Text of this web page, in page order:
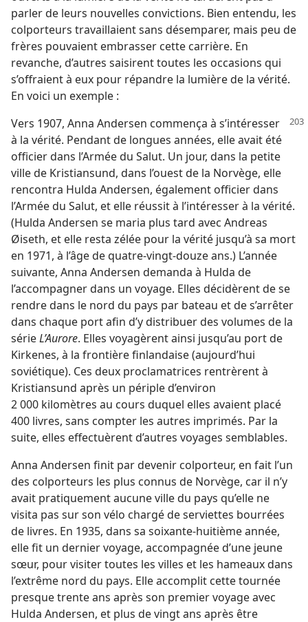
parler de leurs nouvelles convictions. Bien entendu, les
colporteurs travaillaient sans désemparer, mais peu de
frères pouvaient embrasser cette carrière. En
revanche, d’autres saisirent toutes les occasions qui
s’offraient à eux pour répandre la lumière de la vérité.
En voici un exemple :
Vers 1907, Anna Andersen commença à s’intéresser
à la vérité. Pendant de longues années, elle avait été
officier dans l’Armée du Salut. Un jour, dans la petite
ville de Kristiansund, dans l’ouest de la Norvège, elle
rencontra Hulda Andersen, également officier dans
l’Armée du Salut, et elle réussit à l’intéresser à la vérité.
(Hulda Andersen se maria plus tard avec Andreas
Øiseth, et elle resta zélée pour la vérité jusqu’à sa mort
en 1971, à l’âge de quatre-vingt-douze ans.) L’année
suivante, Anna Andersen demanda à Hulda de
l’accompagner dans un voyage. Elles décidèrent de se
rendre dans le nord du pays par bateau et de s’arrêter
dans chaque port afin d’y distribuer des volumes de la
sérieL’Aurore. Elles voyagèrent ainsi jusqu’au port de
Kirkenes, à la frontière finlandaise (aujourd’hui
soviétique). Ces deux proclamatrices rentrèrent à
Kristiansund après un périple d’environ
2 000 kilomètres au cours duquel elles avaient placé
400 livres, sans compter les autres imprimés. Par la
suite, elles effectuèrent d’autres voyages semblables.
Anna Andersen finit par devenir colporteur, en fait l’un
des colporteurs les plus connus de Norvège, car il n’y
avait pratiquement aucune ville du pays qu’elle ne
visita pas sur son vélo chargé de serviettes bourrées
de livres. En 1935, dans sa soixante-huitième année,
elle fit un dernier voyage, accompagnée d’une jeune
sœur, pour visiter toutes les villes et les hameaux dans
l’extrême nord du pays. Elle accomplit cette tournée
presque trente ans après son premier voyage avec
Hulda Andersen, et plus de vingt ans après être